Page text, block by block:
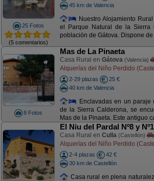
25 Fotos
(5 comentarios)
45 km de Valencia
Nuestro Alojamiento
el Parque Natural de la Sierra
población de Gátova. Dispone de
8 Fotos
Mas de La Pinaeta
Casa Rural en Gátova (Valencia)
Alquerías del Niño Perdido
2-29 plazas
25 €
40 km de Valencia
Enclavadas en un paraje
de la Sierra Calderona, se
Mas de la Pinaeta. Este antiguo
El Niu del Pardal Nº8 y
Casa Rural en Culla (Castellón)
Alquerías del Niño Perdido
2-4 plazas
42 €
30 km de Castellón
Casa rural en plena